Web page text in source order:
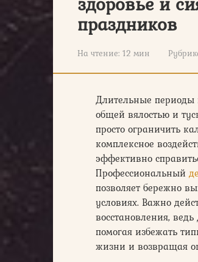
праздников
На чтение: 12 мин
Длительные периоды
общей вялостью и
просто ограничить
комплексное
эффективно
Профессиональный
позволяет бережно
условиях. Важно
восстановления,
помогая избежать
жизни и возвращая